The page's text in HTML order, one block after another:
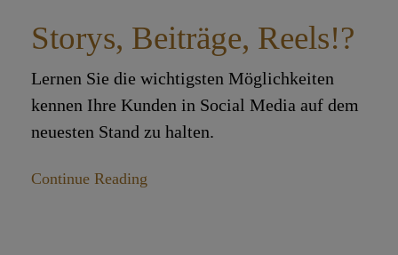
Storys, Beiträge, Reels!?
Lernen Sie die wichtigsten Möglichkeiten
kennen Ihre Kunden in Social Media auf dem
neuesten Stand zu halten.
Continue Reading